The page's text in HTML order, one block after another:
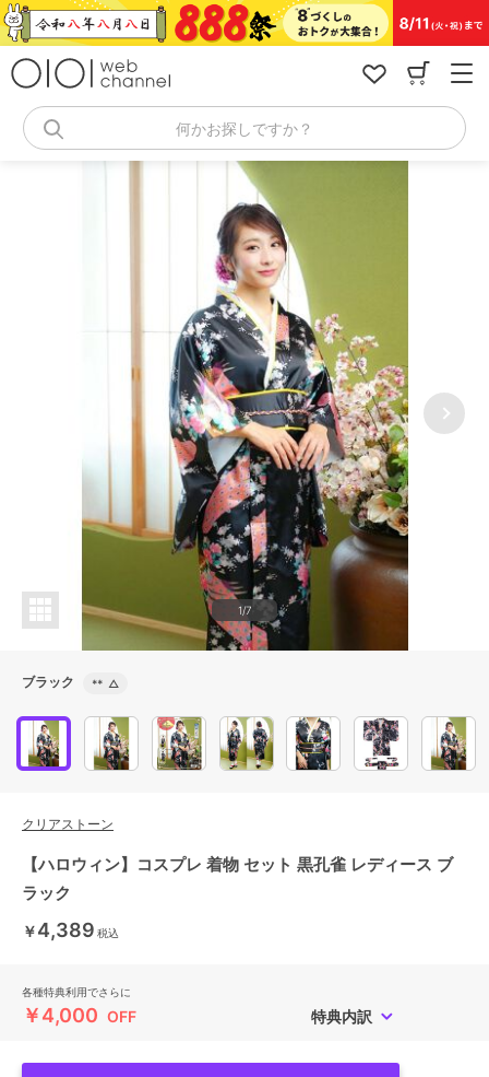
コ
ン
何かお探しですか？
1/7
ブラック ** △
クリアストーン
【ハロウィン】コスプレ 着物 セット 黒孔雀 レディース ブ
ラック
￥4,389 税込
各種特典利用でさらに
￥4,000 OFF 特典内訳